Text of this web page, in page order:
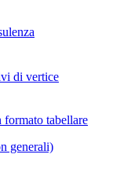
di vertice
tabellare
generali)